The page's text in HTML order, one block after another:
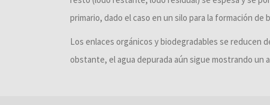
primario, dado el caso en un silo para la formación
Los enlaces orgánicos y biodegradables se reducen
obstante, el agua depurada aún sigue mostrando